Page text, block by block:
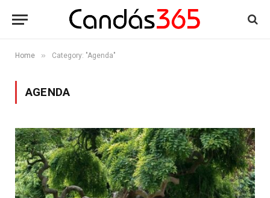
Home » Category: "Agenda"
AGENDA